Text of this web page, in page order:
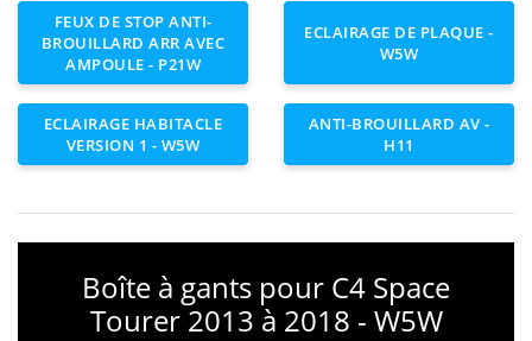
FEUX DE STOP ANTI-
BROUILLARD ARR AVEC
AMPOULE - P21W
ECLAIRAGE DE PLAQUE -
W5W
ECLAIRAGE HABITACLE
VERSION 1 - W5W
ANTI-BROUILLARD AV -
H11
Boîte à gants pour C4 Space
Tourer 2013 à 2018 - W5W